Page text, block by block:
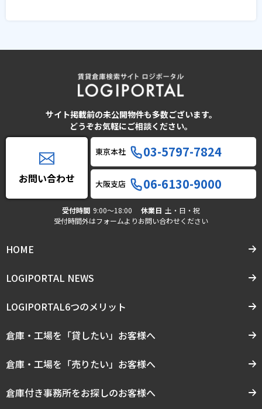
サイト掲載前の未公開物件も多数ございます。
どうぞお気軽にご相談ください。
お問い合わせ
東京本社 03-5797-7824
大阪支店 06-6130-9000
受付時間 9:00〜18:00 休業日 土・日・祝
受付時間外はフォームよりお問い合わせください
HOME
LOGIPORTAL NEWS
LOGIPORTAL6つのメリット
倉庫・工場を「貸したい」お客様へ
倉庫・工場を「売りたい」お客様へ
倉庫付き事務所をお探しのお客様へ